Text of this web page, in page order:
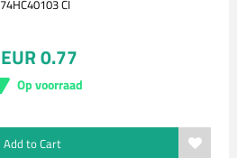
74HC40103 CI
EUR 0.77
Op voorraad
Add to Cart